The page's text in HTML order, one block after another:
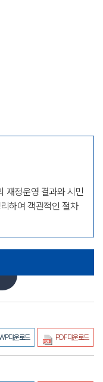
재정운영 결과와 시민
하여 객관적인 절차
다운로드 PDF다운로드